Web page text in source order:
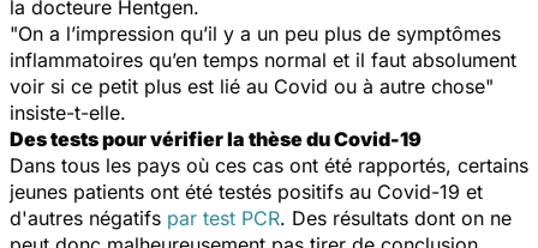
la docteure Hentgen.
"On a l’impression qu’il y a un peu plus de symptômes
inflammatoires qu’en temps normal et il faut absolument
voir si ce petit plus est lié au Covid ou à autre chose"
insiste-t-elle.
Des tests pour vérifier la thèse du Covid-19
Dans tous les pays où ces cas ont été rapportés, certains
jeunes patients ont été testés positifs au Covid-19 et
d'autres négatifs par test PCR. Des résultats dont on ne